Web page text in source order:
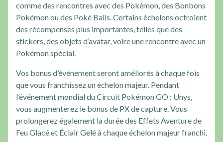
comme des rencontres avec des Pokémon, des Bonbons
Pokémon ou des Poké Balls. Certains échelons octroient
des récompenses plus importantes, telles que des
stickers, des objets d’avatar, voire une rencontre avec un
Pokémon spécial.
Vos bonus d’événement seront améliorés à chaque fois
que vous franchissez un échelon majeur. Pendant
l’événement mondial du Circuit Pokémon GO : Unys,
vous augmenterez le bonus de PX de capture. Vous
prolongerez également la durée des Effets Aventure de
Feu Glacé et Éclair Gelé à chaque échelon majeur franchi.